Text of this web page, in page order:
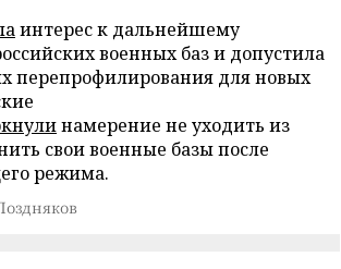
интерес к дальнейшему
военных баз и допустила
перепрофилирования для новых
намерение не уходить из
свои военные базы после
режима.